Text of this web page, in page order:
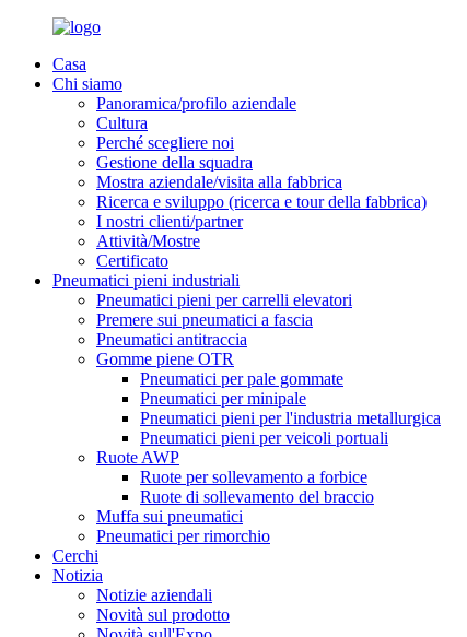
Casa
Chi siamo
Panoramica/profilo aziendale
Cultura
Perché scegliere noi
Gestione della squadra
Mostra aziendale/visita alla fabbrica
Ricerca e sviluppo (ricerca e tour della fabbrica)
I nostri clienti/partner
Attività/Mostre
Certificato
Pneumatici pieni industriali
Pneumatici pieni per carrelli elevatori
Premere sui pneumatici a fascia
Pneumatici antitraccia
Gomme piene OTR
Pneumatici per pale gommate
Pneumatici per minipale
Pneumatici pieni per l'industria metallurgica
Pneumatici pieni per veicoli portuali
Ruote AWP
Ruote per sollevamento a forbice
Ruote di sollevamento del braccio
Muffa sui pneumatici
Pneumatici per rimorchio
Cerchi
Notizia
Notizie aziendali
Novità sul prodotto